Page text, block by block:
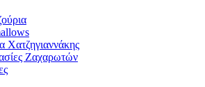
Χατζηγιαννάκης
Ζαχαρωτών